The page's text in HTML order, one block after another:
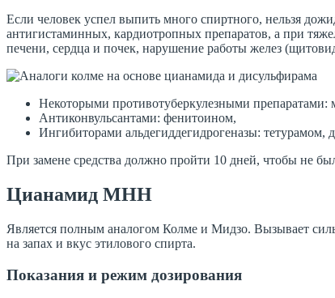
Если человек успел выпить много спиртного, нельзя
антигистаминных, кардиотропных препаратов, а при
печени, сердца и почек, нарушение работы желез
Некоторыми противотуберкулезными препаратами:
Антиконвульсантами: фенитоином,
Ингибиторами альдегиддегидрогеназы: тетурамом,
При замене средства должно пройти 10 дней, чтобы не
Цианамид МНН
Является полным аналогом Колме и Мидзо. Вызывает
на запах и вкус этилового спирта.
Показания и режим дозирования